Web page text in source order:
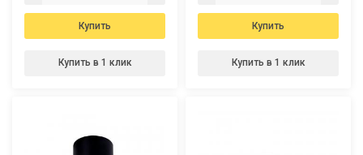
Купить
Купить в 1 клик
Купить
Купить в 1 клик